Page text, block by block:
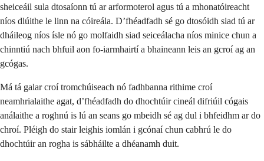
sheiceáil sula dtosaíonn tú ar arformoterol agus tú a mhonatóireacht
níos dlúithe le linn na cóireála. D’fhéadfadh sé go dtosóidh siad tú ar
dháileog níos ísle nó go molfaidh siad seiceálacha níos minice chun a
chinntiú nach bhfuil aon fo-iarmhairtí a bhaineann leis an gcroí ag an
gcógas.
Má tá galar croí tromchúiseach nó fadhbanna rithime croí
neamhrialaithe agat, d’fhéadfadh do dhochtúir cineál difriúil cógais
análaithe a roghnú is lú an seans go mbeidh sé ag dul i bhfeidhm ar do
chroí. Pléigh do stair leighis iomlán i gcónaí chun cabhrú le do
dhochtúir an rogha is sábháilte a dhéanamh duit.